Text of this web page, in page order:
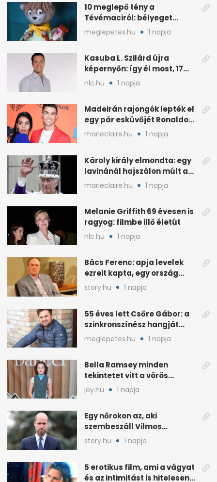
10 meglepő tény a
Tévémaciról: bélyeget
kapott, és az űrben is járt
meglepetes.hu 1 napja
Kasuba L. Szilárd újra
képernyőn: így él most, 17
éves a lánya
nlc.hu 1 napja
Madeirán rajongók lepték el
egy pár esküvőjét Ronaldo
miatt
marieclaire.hu 1 napja
Károly király elmondta: egy
lavinánál hajszálon múlt az
élete
marieclaire.hu 1 napja
Melanie Griffith 69 évesen is
ragyog: filmbe illő életút
nlc.hu 1 napja
Bács Ferenc: apja levelek
ezreit kapta, egy ország
rajongott érte
story.hu 1 napja
55 éves lett Csőre Gábor: a
szinkronszínész hangját
mindenki ismeri
meglepetes.hu 1 napja
Bella Ramsey minden
tekintetet vitt a vörös
szőnyegen, a kritikák
ellenére
joy.hu 1 napja
Egy nőrokon az, aki
szembeszáll Vilmos
herceggel, ha elszáll
story.hu 1 napja
5 erotikus film, ami a vágyat
és az intimitást is hitelesen